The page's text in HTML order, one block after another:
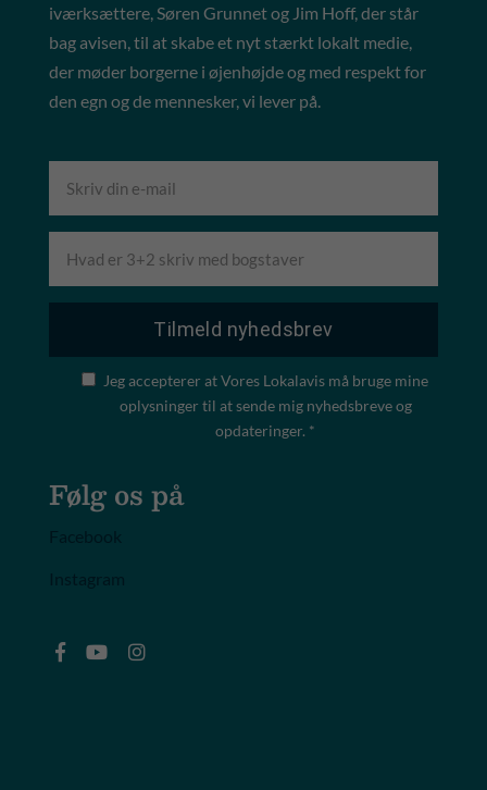
iværksættere, Søren Grunnet og Jim Hoff, der står
bag avisen, til at skabe et nyt stærkt lokalt medie,
der møder borgerne i øjenhøjde og med respekt for
den egn og de mennesker, vi lever på.
Jeg accepterer at Vores Lokalavis må bruge mine
oplysninger til at sende mig nyhedsbreve og
opdateringer. *
Følg os på